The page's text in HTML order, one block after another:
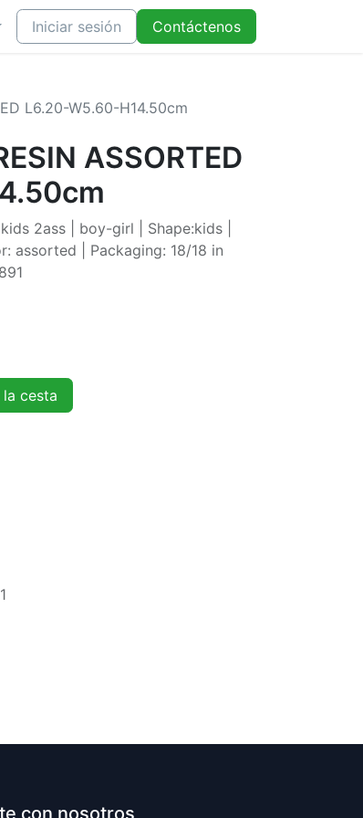
Iniciar sesión Contáctenos
L6.20-W5.60-H14.50cm
ASSORTED
2ass | boy-girl | Shape:kids |
assorted | Packaging: 18/18 in
cesta
con nosotros